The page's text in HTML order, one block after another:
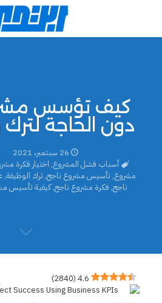
كيف تؤسس
دون الحاجة
26 سبتمبر، 2021
أسباب فشل المشروع, اختيار فكرة
مشروع, تأسيس مشروع ناجح, ترك الوظيفة,
ناجح, فكرة مشروع ناجح,كيفية تأسيس
4.6
(
2840
)